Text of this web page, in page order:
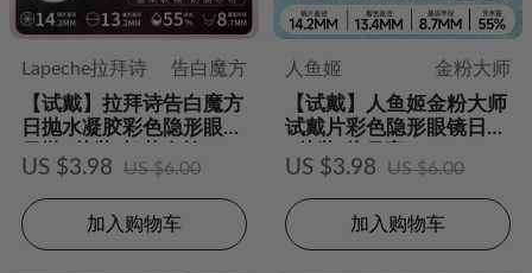
Lapeche拉拜诗
告白魔方
【试戴】拉拜诗告白魔方
日抛水凝胶彩色隐形眼镜
日抛2片装-朝花夕拾
US $3.98 US $6.00
加入购物车
人鱼姬
金粉大师
【试戴】人鱼姬金粉大师
试戴片彩色隐形眼镜日抛
2片装-盐月亮Pro
US $3.98 US $6.00
加入购物车